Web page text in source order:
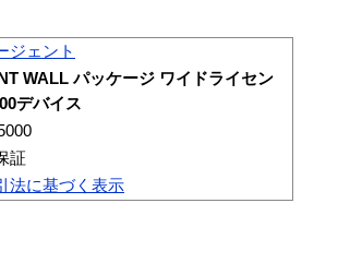
ジェント
WALL パッケージ ワイドライセン
デバイス
証
法に基づく表示